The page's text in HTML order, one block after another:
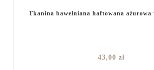
Tkanina bawełniana haftowana ażurowa
43,00 zł